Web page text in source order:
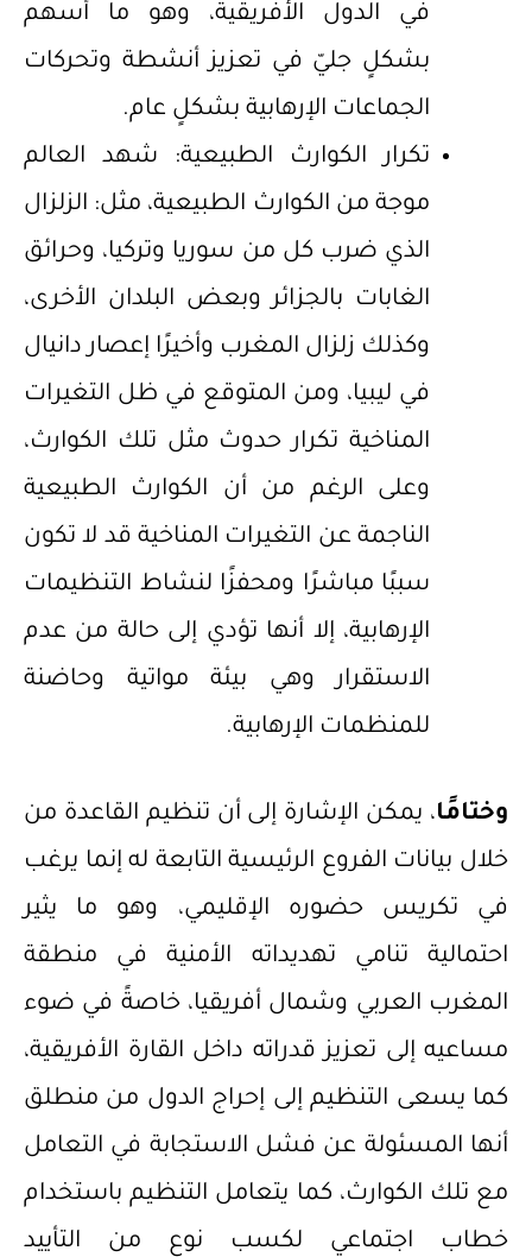
في الدول الأفريقية، وهو ما أسهم
بشكلٍ جليّ في تعزيز أنشطة وتحركات
الجماعات الإرهابية بشكلٍ عام.
تكرار الكوارث الطبيعية: شهد العالم
موجة من الكوارث الطبيعية، مثل: الزلزال
الذي ضرب كل من سوريا وتركيا، وحرائق
الغابات بالجزائر وبعض البلدان الأخرى،
وكذلك زلزال المغرب وأخيرًا إعصار دانيال
في ليبيا، ومن المتوقع في ظل التغيرات
المناخية تكرار حدوث مثل تلك الكوارث،
وعلى الرغم من أن الكوارث الطبيعية
الناجمة عن التغيرات المناخية قد لا تكون
سببًا مباشرًا ومحفزًا لنشاط التنظيمات
الإرهابية، إلا أنها تؤدي إلى حالة من عدم
الاستقرار وهي بيئة مواتية وحاضنة
للمنظمات الإرهابية.
وختامًا، يمكن الإشارة إلى أن تنظيم القاعدة من
خلال بيانات الفروع الرئيسية التابعة له إنما يرغب
في تكريس حضوره الإقليمي، وهو ما يثير
احتمالية تنامي تهديداته الأمنية في منطقة
المغرب العربي وشمال أفريقيا، خاصةً في ضوء
مساعيه إلى تعزيز قدراته داخل القارة الأفريقية،
كما يسعى التنظيم إلى إحراج الدول من منطلق
أنها المسئولة عن فشل الاستجابة في التعامل
مع تلك الكوارث، كما يتعامل التنظيم باستخدام
خطاب اجتماعي لكسب نوع من التأييد